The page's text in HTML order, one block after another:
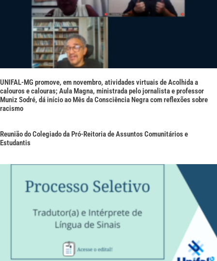
UNIFAL-MG promove, em novembro, atividades virtuais de Acolhida a
calouros e calouras; Aula Magna, ministrada pelo jornalista e professor
Muniz Sodré, dá início ao Mês da Consciência Negra com reflexões sobre
racismo
Reunião do Colegiado da Pró-Reitoria de Assuntos Comunitários e
Estudantis